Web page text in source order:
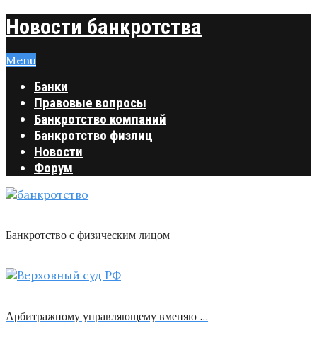
Новости банкротства
Menu
Банки
Правовые вопросы
Банкротство компаний
Банкротство физлиц
Новости
Форум
Банкротство с физическим лицом
Арбитражному управляющему вменяю …